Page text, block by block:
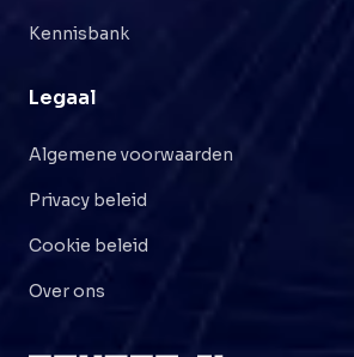
Kennisbank
Legaal
Algemene voorwaarden
Privacy beleid
Cookie beleid
Over ons